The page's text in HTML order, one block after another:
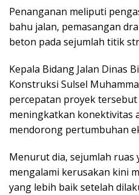
Penanganan meliputi
bahu jalan, pemasangan
beton pada sejumlah titik
Kepala Bidang Jalan Dinas
Konstruksi Sulsel
percepatan proyek
meningkatkan konektivitas
mendorong pertumbuhan
Menurut dia, sejumlah ruas
mengalami kerusakan kini
yang lebih baik setelah